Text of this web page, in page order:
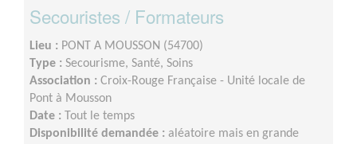
Secouristes / Formateurs
Lieu : PONT A MOUSSON (54700)
Type : Secourisme, Santé, Soins
Association : Croix-Rouge Française - Unité locale de
Pont à Mousson
Date : Tout le temps
Disponibilité demandée : aléatoire mais en grande